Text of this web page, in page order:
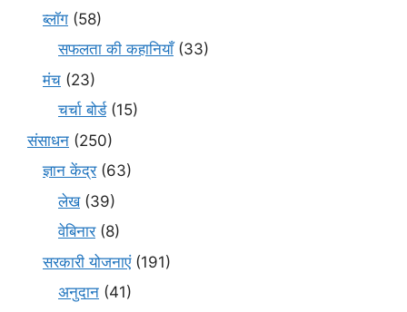
ब्लॉग (58)
सफलता की कहानियाँ(33)
मंच (23)
चर्चा बोर्ड(15)
संसाधन (250)
ज्ञान केंद्र(63)
लेख(39)
वेबिनार(8)
सरकारी योजनाएं(191)
अनुदान (41)